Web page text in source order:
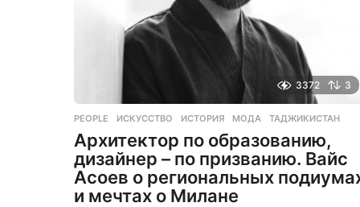
д
3372 3
PEOPLE ИСКУССТВО ,ИСТОРИЯ ,МОДА ,ТАДЖИКИСТАН
Архитектор по образованию,
дизайнер – по призванию. Вайс
Асоев о региональных
и мечтах о Милане